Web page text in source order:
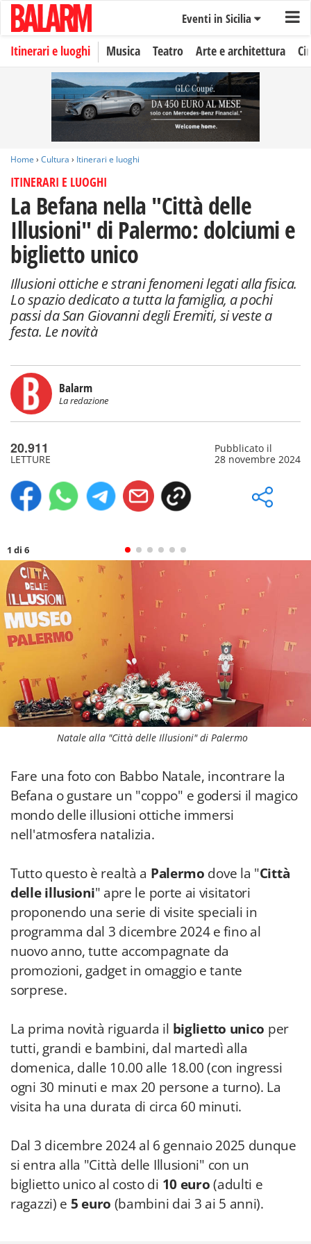
Eventi in Sicilia
Itinerari e luoghi Musica Teatro Arte e architettura
Home › Cultura › Itinerari e luoghi
ITINERARI E LUOGHI
La Befana nella "Città delle
Illusioni" di Palermo: dolciumi e
biglietto unico
Illusioni ottiche e strani fenomeni legati alla fisica.
Lo spazio dedicato a tutta la famiglia, a pochi
passi da San Giovanni degli Eremiti, si veste a
festa. Le novità
Balarm
La redazione
20.911
LETTURE
Pubblicato il
28 novembre 2024
1 di 6
Natale alla "Città delle Illusioni" di Palermo
Fare una foto con Babbo Natale, incontrare la
Befana o gustare un "coppo" e godersi il magico
mondo delle illusioni ottiche immersi
nell'atmosfera natalizia.
Tutto questo è realtà a Palermo dove la "Città
delle illusioni" apre le porte ai visitatori
proponendo una serie di visite speciali in
programma dal 3 dicembre 2024 e fino al
nuovo anno, tutte accompagnate da
promozioni, gadget in omaggio e tante
sorprese.
La prima novità riguarda il biglietto unico per
tutti, grandi e bambini, dal martedì alla
domenica, dalle 10.00 alle 18.00 (con ingressi
ogni 30 minuti e max 20 persone a turno). La
visita ha una durata di circa 60 minuti.
Dal 3 dicembre 2024 al 6 gennaio 2025 dunque
si entra alla "Città delle Illusioni" con un
biglietto unico al costo di 10 euro(adulti e
ragazzi) e 5 euro (bambini dai 3 ai 5 anni).